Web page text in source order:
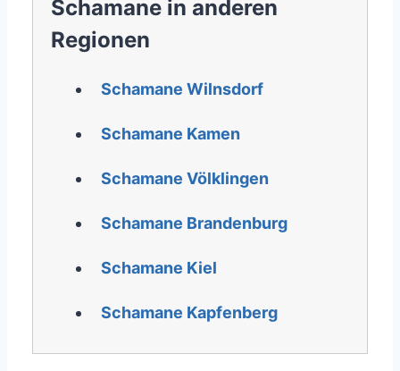
Schamane in anderen
Regionen
Schamane Wilnsdorf
Schamane Kamen
Schamane Völklingen
Schamane Brandenburg
Schamane Kiel
Schamane Kapfenberg